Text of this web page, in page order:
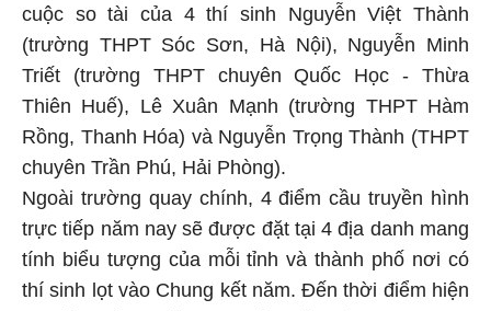
cuộc so tài của 4 thí sinh Nguyễn Việt Thành
(trường THPT Sóc Sơn, Hà Nội), Nguyễn Minh
Triết (trường THPT chuyên Quốc Học - Thừa
Thiên Huế), Lê Xuân Mạnh (trường THPT Hàm
Rồng, Thanh Hóa) và Nguyễn Trọng Thành (THPT
chuyên Trần Phú, Hải Phòng).
Ngoài trường quay chính, 4 điểm cầu truyền hình
trực tiếp năm nay sẽ được đặt tại 4 địa danh mang
tính biểu tượng của mỗi tỉnh và thành phố nơi có
thí sinh lọt vào Chung kết năm. Đến thời điểm hiện